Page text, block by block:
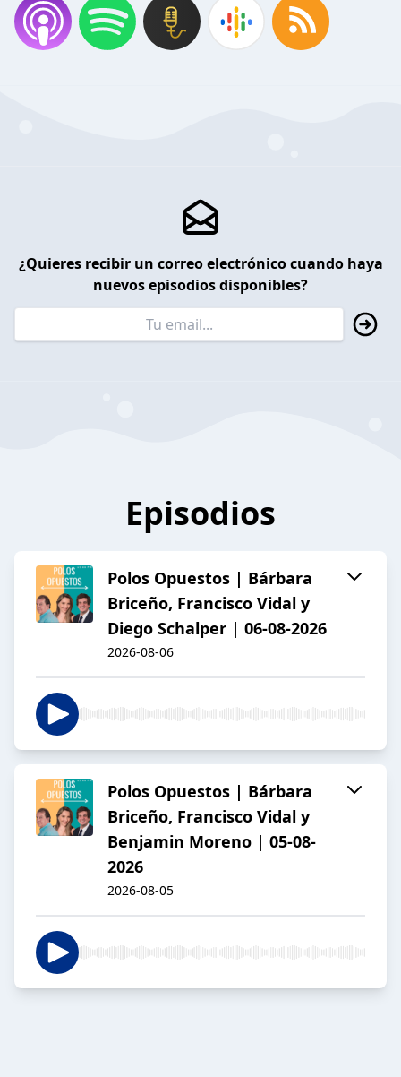
¿Quieres recibir un correo electrónico cuando haya
nuevos episodios disponibles?
Episodios
Polos Opuestos | Bárbara
Briceño, Francisco Vidal y
Diego Schalper | 06-08-2026
2026-08-06
Polos Opuestos | Bárbara
Briceño, Francisco Vidal y
Benjamin Moreno | 05-08-
2026
2026-08-05